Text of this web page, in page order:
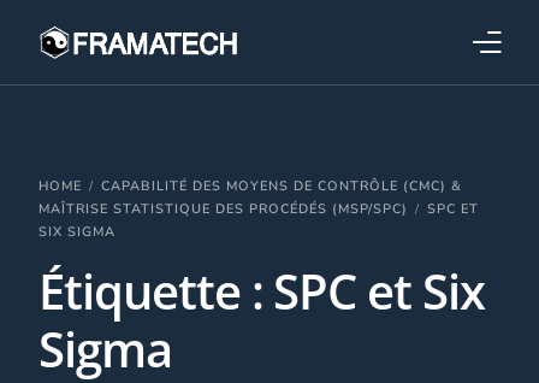
HOME
CAPABILITÉ DES MOYENS DE CONTRÔLE (CMC) &
MAÎTRISE STATISTIQUE DES PROCÉDÉS (MSP/SPC)
SPC ET
SIX SIGMA
Étiquette : SPC et Six
Sigma
Formations
Stratégies industrielles